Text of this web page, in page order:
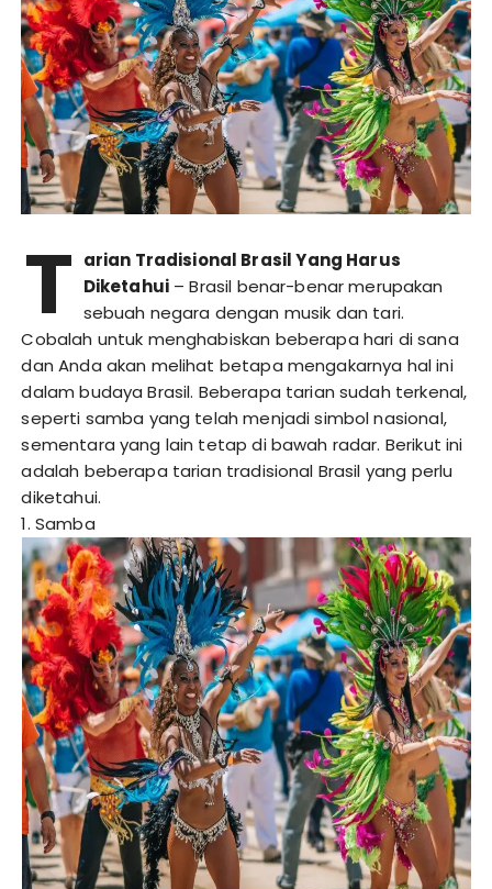
T arian Tradisional Brasil Yang Harus
Diketahui – Brasil benar-benar merupakan
sebuah negara dengan musik dan tari.
Cobalah untuk menghabiskan beberapa hari di sana
dan Anda akan melihat betapa mengakarnya hal ini
dalam budaya Brasil. Beberapa tarian sudah terkenal,
seperti samba yang telah menjadi simbol nasional,
sementara yang lain tetap di bawah radar. Berikut ini
adalah beberapa tarian tradisional Brasil yang perlu
diketahui.
1. Samba